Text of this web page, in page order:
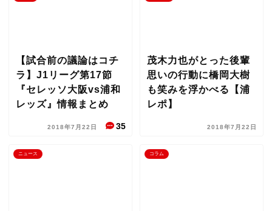
【試合前の議論はコチ
ラ】J1リーグ第17節
『セレッソ大阪vs浦和
レッズ』情報まとめ
2018年7月22日 35
茂木力也がとった後輩
思いの行動に橋岡大樹
も笑みを浮かべる【浦
レポ】
2018年7月22日
ニュース コラム